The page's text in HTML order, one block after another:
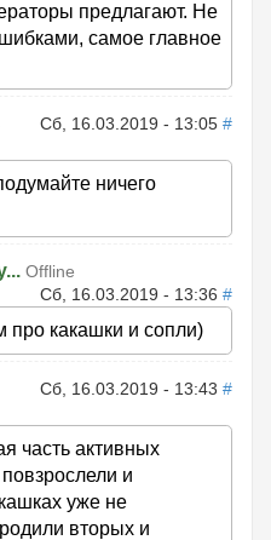
предлагают. Не
самое главное
Сб, 16.03.2019 - 13:05 #
ничего
Offline
Сб, 16.03.2019 - 13:36 #
про какашки и сопли)
Сб, 16.03.2019 - 13:43 #
часть активных
и
уже не
вторых и